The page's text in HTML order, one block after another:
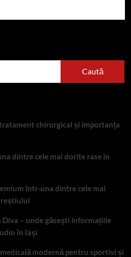
Caută
chirurgical și importanța
dintre cele mai dorite rase în
într-una dintre cele mai
– unde găsești informațiile
în Iași
modernă pentru sportivi și